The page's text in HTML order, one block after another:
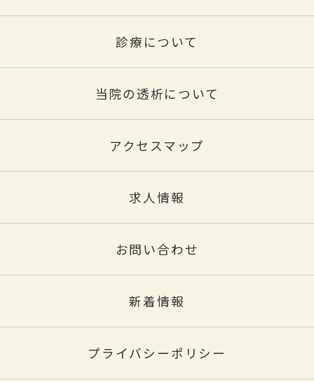
診療について
当院の透析について
アクセスマップ
求人情報
お問い合わせ
新着情報
プライバシーポリシー